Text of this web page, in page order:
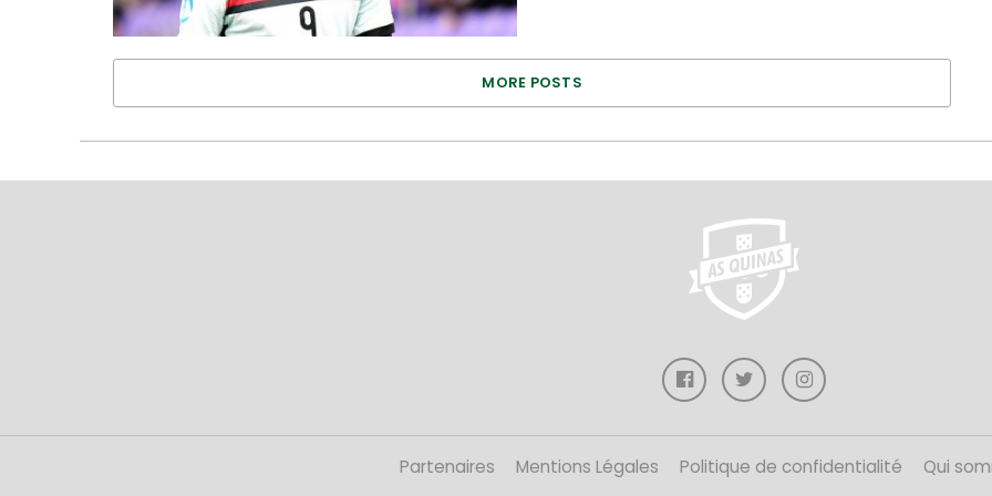
MORE POSTS
Partenaires Mentions Légales Politique de confidentialité Qui